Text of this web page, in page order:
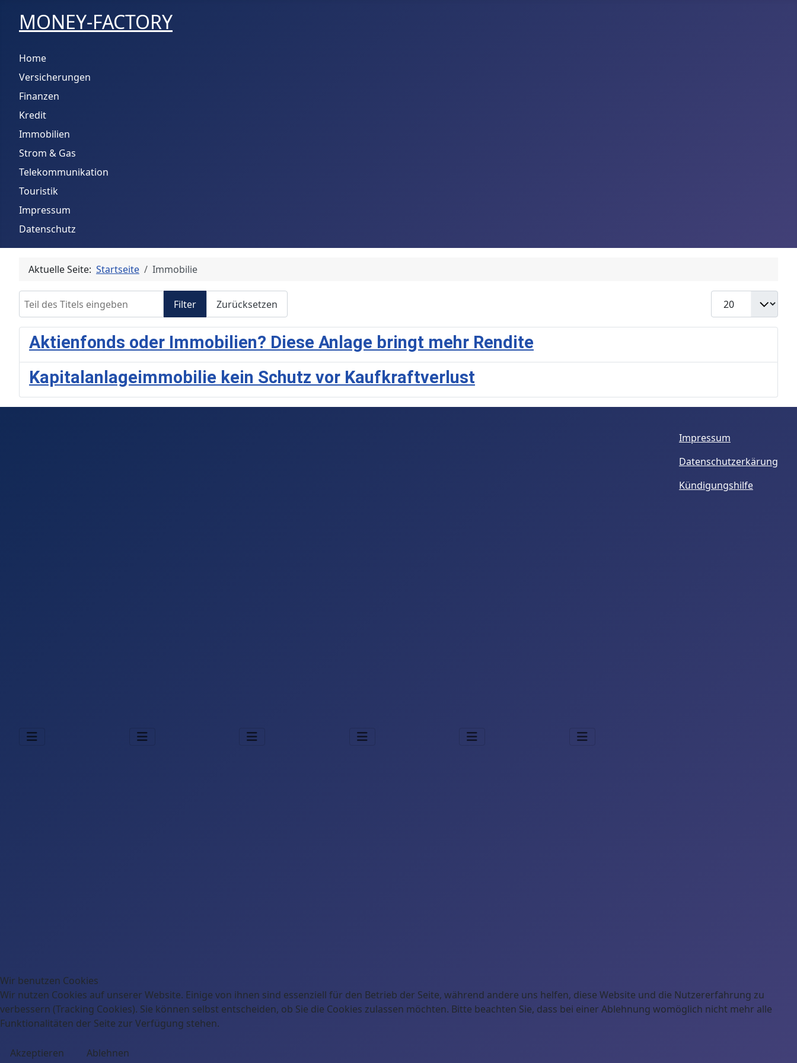
MONEY-FACTORY
Home
Versicherungen
Finanzen
Kredit
Immobilien
Strom & Gas
Telekommunikation
Touristik
Impressum
Datenschutz
Aktuelle Seite: Startseite Immobilie
Filter Zurücksetzen
Aktienfonds oder Immobilien? Diese Anlage bringt mehr Rendite
Kapitalanlageimmobilie kein Schutz vor Kaufkraftverlust
Impressum
Datenschutzerkärung
Kündigungshilfe
Wir benutzen Cookies
Wir nutzen Cookies auf unserer Website. Einige von ihnen sind essenziell für den Betrieb der Seite, während andere uns helfen, diese Website und die Nutzererfahrung zu
verbessern (Tracking Cookies). Sie können selbst entscheiden, ob Sie die Cookies zulassen möchten. Bitte beachten Sie, dass bei einer Ablehnung womöglich nicht mehr alle
Funktionalitäten der Seite zur Verfügung stehen.
Akzeptieren Ablehnen